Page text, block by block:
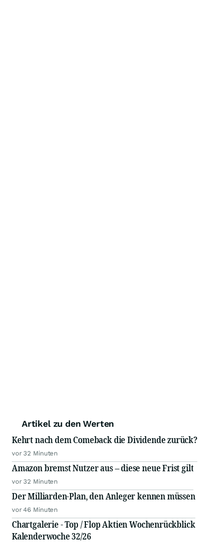
Artikel zu den Werten
Kehrt nach dem Comeback die Dividende zurück?
vor 32 Minuten
Amazon bremst Nutzer aus – diese neue Frist gilt
vor 32 Minuten
Der Milliarden-Plan, den Anleger kennen müssen
vor 46 Minuten
Chartgalerie - Top / Flop Aktien Wochenrückblick
Kalenderwoche 32/26